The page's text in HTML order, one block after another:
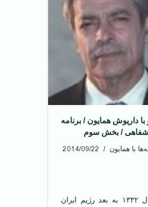
با داریوش همایون / برنامه
شفاهی / بخش سوم
با همایون 2014/09/22
از سال ۱۳۳۲ به بعد رژیم ایران